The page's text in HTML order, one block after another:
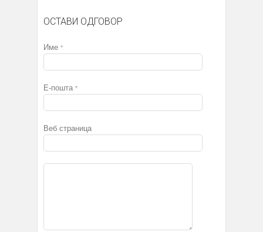
ОСТАВИ ОДГОВОР
Име *
Е-пошта *
Веб страница